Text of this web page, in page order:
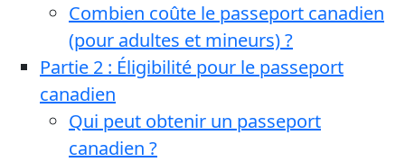
Combien coûte le passeport canadien
(pour adultes et mineurs) ?
Partie 2 : Éligibilité pour le passeport
canadien
Qui peut obtenir un passeport
canadien ?